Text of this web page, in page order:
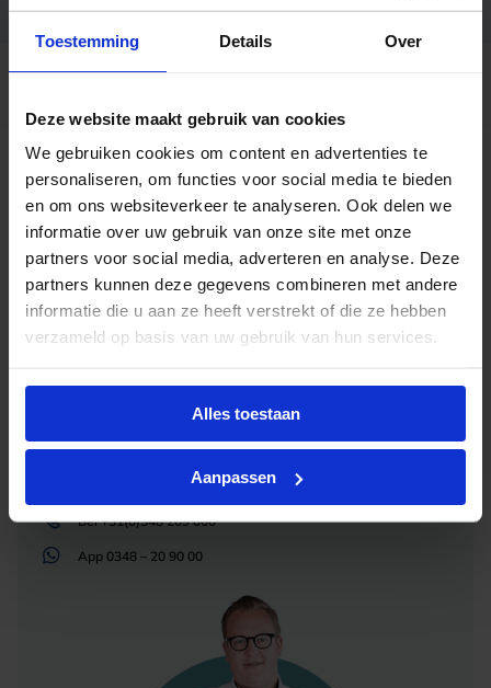
Toestemming Details Over
Deze website maakt gebruik van cookies
We gebruiken cookies om content en advertenties te
personaliseren, om functies voor social media te bieden
en om ons websiteverkeer te analyseren. Ook delen we
informatie over uw gebruik van onze site met onze
partners voor social media, adverteren en analyse. Deze
partners kunnen deze gegevens combineren met andere
informatie die u aan ze heeft verstrekt of die ze hebben
verzameld op basis van uw gebruik van hun services.
Alles toestaan
Aanpassen
Ean code 8711500880758
Advies of hulp nodig?
Heb je advies nodig of ben je op zoek naar
een alternatieve oplossing? Onze lichtexperts
en zorgen voor de juiste licht oplossing. Aarzel
info@lichtunie.nl
Bel+31(0)348 209 000
App 0348 – 20 90 00